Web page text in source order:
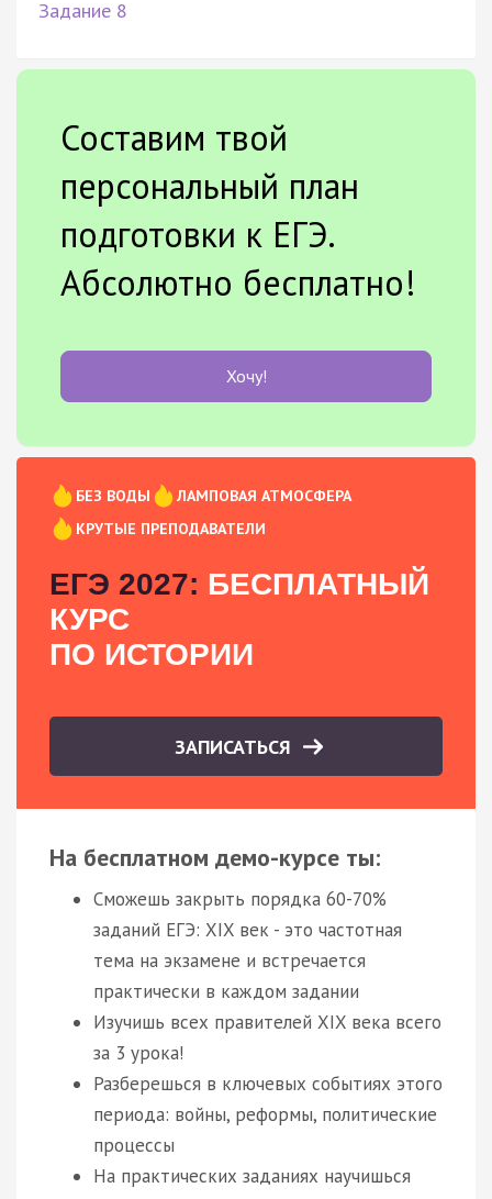
Задание 8
Составим твой
персональный план
подготовки к ЕГЭ.
Абсолютно бесплатно!
Хочу!
БЕЗ ВОДЫ
ЛАМПОВАЯ АТМОСФЕРА
КРУТЫЕ ПРЕПОДАВАТЕЛИ
ЕГЭ 2027: БЕСПЛАТНЫЙ
КУРС
ПО ИСТОРИИ
ЗАПИСАТЬСЯ
На бесплатном демо-курсе ты:
Сможешь закрыть порядка 60-70%
заданий ЕГЭ: XIX век - это частотная
тема на экзамене и встречается
практически в каждом задании
Изучишь всех правителей XIX века всего
за 3 урока!
Разберешься в ключевых событиях этого
периода: войны, реформы, политические
процессы
На практических заданиях научишься